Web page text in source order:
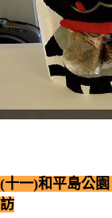
(十一)和平島公
訪